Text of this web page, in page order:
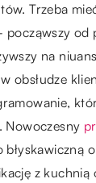
Trzeba
od
na
obsłudze
Nowoczesny
z kuchnią